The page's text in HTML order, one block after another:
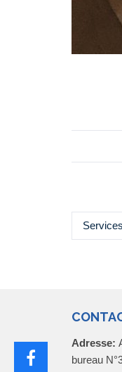
Adresse:
bureau